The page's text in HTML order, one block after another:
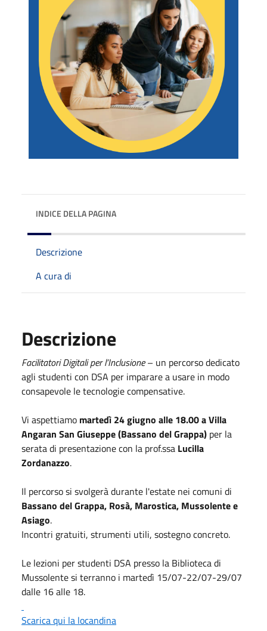
INDICE DELLA PAGINA
Descrizione
A cura di
Descrizione
Facilitatori Digitali per l’Inclusione– un percorso dedicato
agli studenti con DSA per imparare a usare in modo
consapevole le tecnologie compensative.
Vi aspettiamo martedì 24giugno alle 18.00 a Villa
Angaran San Giuseppe (Bassano del Grappa) per la
serata di presentazione con la prof.ssa Lucilla
Zordanazzo.
Il percorso si svolgerà durante l'estate nei comuni di
Bassano del Grappa, Rosà, Marostica, Mussolente e
Asiago.
Incontri gratuiti, strumenti utili, sostegno concreto.
Le lezioni per studenti DSA presso la Biblioteca di
Mussolente si terranno i martedì 15/07-22/07-29/07
dalle 16 alle 18.
Scarica qui la locandina